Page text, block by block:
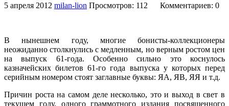
5 апреля 2012 milan-lion Просмотров: 112 Комментариев: 0
В нынешнем году, многие бонисты-коллекционеры
неожиданно столкнулись с медленным, но верным ростом цен
на выпуск 61-года. Особенно сильно это коснулось
казначейских билетов 61-го года выпуска у которых перед
серийным номером стоят заглавные буквы: ЯА, ЯВ, ЯЯ и т.д.
Причин роста на самом деле несколько, это и выход в свет в
текущем году, одного граммотного издания посвященного